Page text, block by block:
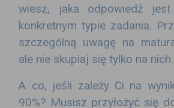
wiesz, jaka odpowiedź
konkretnym typie zadania.
szczególną uwagę na
ale nie skupiaj się tylko na nich.
A co, jeśli zależy Ci na
90%? Musisz przyłożyć się